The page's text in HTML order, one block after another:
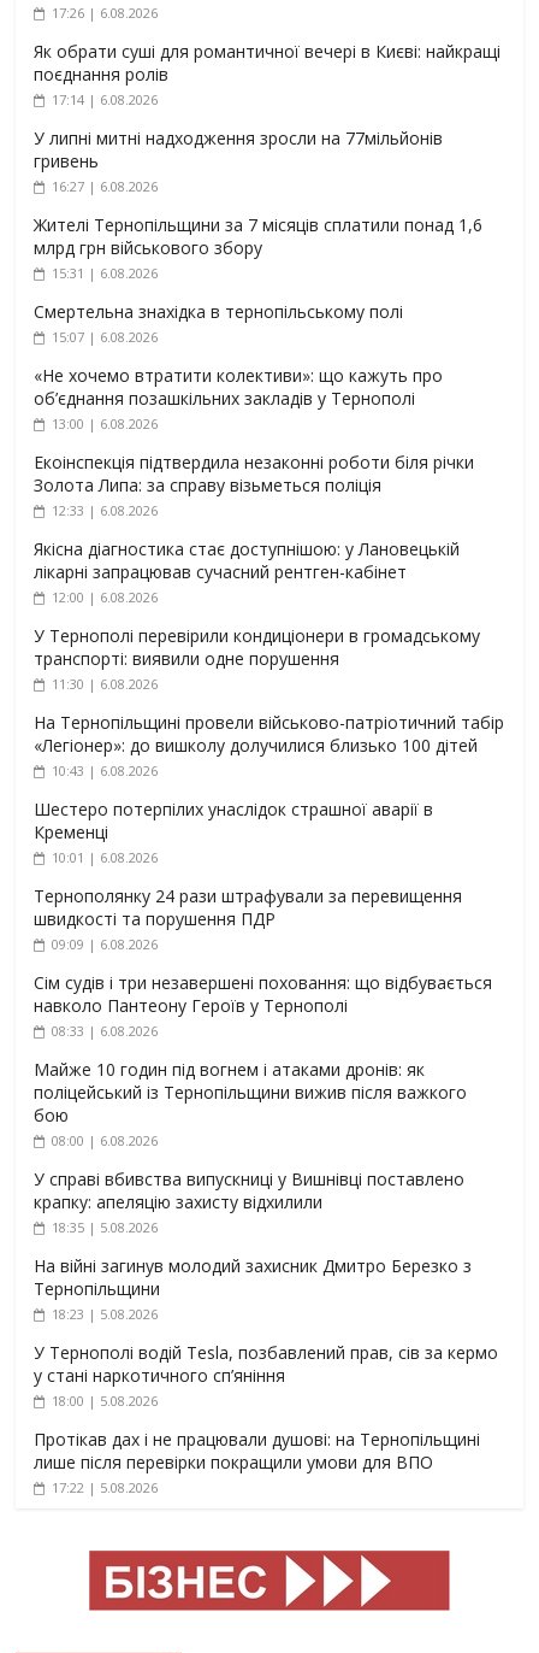
17:26 | 6.08.2026
Як обрати суші для романтичної вечері в Києві: найкращі
поєднання ролів
17:14 | 6.08.2026
У липні митні надходження зросли на 77мільйонів
гривень
16:27 | 6.08.2026
Жителі Тернопільщини за 7 місяців сплатили понад 1,6
млрд грн військового збору
15:31 | 6.08.2026
Смертельна знахідка в тернопільському полі
15:07 | 6.08.2026
«Не хочемо втратити колективи»: що кажуть про
об’єднання позашкільних закладів у Тернополі
13:00 | 6.08.2026
Екоінспекція підтвердила незаконні роботи біля річки
Золота Липа: за справу візьметься поліція
12:33 | 6.08.2026
Якісна діагностика стає доступнішою: у Лановецькій
лікарні запрацював сучасний рентген-кабінет
12:00 | 6.08.2026
У Тернополі перевірили кондиціонери в громадському
транспорті: виявили одне порушення
11:30 | 6.08.2026
На Тернопільщині провели військово-патріотичний табір
«Легіонер»: до вишколу долучилися близько 100 дітей
10:43 | 6.08.2026
Шестеро потерпілих унаслідок страшної аварії в
Кременці
10:01 | 6.08.2026
Тернополянку 24 рази штрафували за перевищення
швидкості та порушення ПДР
09:09 | 6.08.2026
Сім судів і три незавершені поховання: що відбувається
навколо Пантеону Героїв у Тернополі
08:33 | 6.08.2026
Майже 10 годин під вогнем і атаками дронів: як
поліцейський із Тернопільщини вижив після важкого
бою
08:00 | 6.08.2026
У справі вбивства випускниці у Вишнівці поставлено
крапку: апеляцію захисту відхилили
18:35 | 5.08.2026
На війні загинув молодий захисник Дмитро Березко з
Тернопільщини
18:23 | 5.08.2026
У Тернополі водій Tesla, позбавлений прав, сів за кермо
у стані наркотичного сп’яніння
18:00 | 5.08.2026
Протікав дах і не працювали душові: на Тернопільщині
лише після перевірки покращили умови для ВПО
17:22 | 5.08.2026